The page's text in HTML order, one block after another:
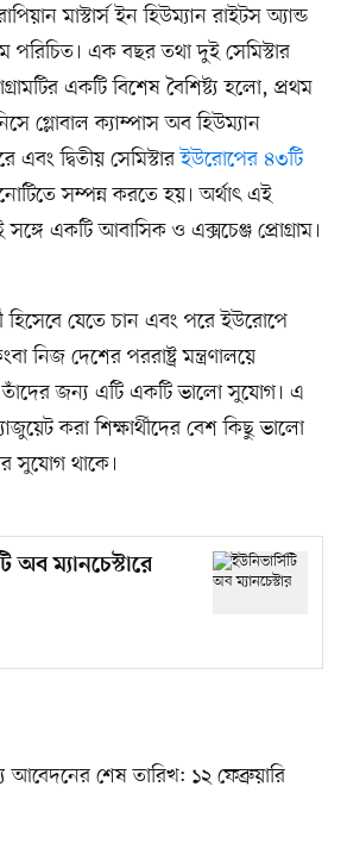
মাস্টার্স ইন হিউম্যান রাইটস অ্যান্ড
পরিচিত। এক বছর তথা দুই সেমিস্টার
একটি বিশেষ বৈশিষ্ট্য হলো, প্রথম
গ্লোবাল ক্যাম্পাস অব হিউম্যান
এবং দ্বিতীয় সেমিস্টারইউরোপের ৪৩টি
সম্পন্ন করতে হয়। অর্থাৎ এই
সঙ্গে একটি আবাসিক ও এক্সচেঞ্জ প্রোগ্রাম।
হিসেবে যেতে চান এবং পরে ইউরোপে
নিজ দেশের পররাষ্ট্র মন্ত্রণালয়ে
তাঁদের জন্য এটি একটি ভালো সুযোগ। এ
করা শিক্ষার্থীদের বেশ কিছু ভালো
সুযোগ থাকে।
অব ম্যানচেস্টারে
আবেদনের শেষ তারিখ: ১২ ফেব্রুয়ারি